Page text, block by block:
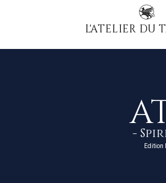
L'ATELIER DU
-
Edition